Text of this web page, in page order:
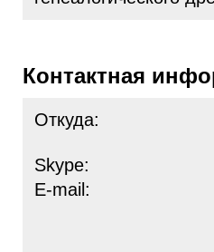
Контактная
Откуда:
Skype:
E-mail: